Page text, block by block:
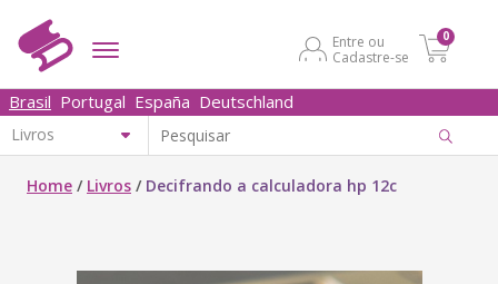
Entre ou
Cadastre-se
0
Brasil Portugal España Deutschland
Home / Livros / Decifrando a calculadora hp 12c